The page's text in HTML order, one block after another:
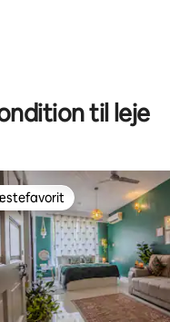
bedømmelse,
til leje